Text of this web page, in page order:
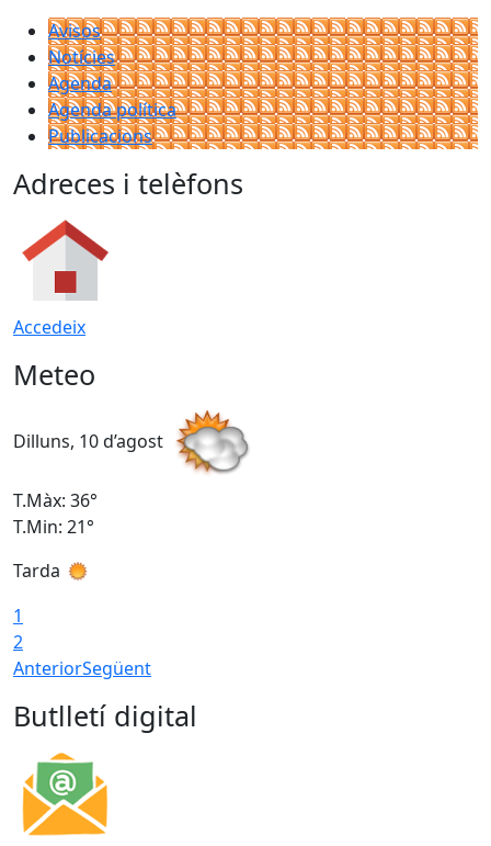
Avisos
Notícies
Agenda
Agenda política
Publicacions
Adreces i telèfons
Accedeix
Meteo
Dilluns, 10 d’agost
T.Màx: 36°
T.Min: 21°
Tarda
1
2
AnteriorSegüent
Butlletí digital